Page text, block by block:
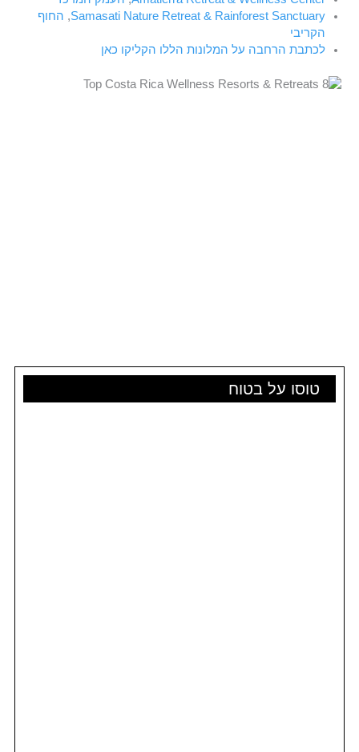
טוסו על בטוח
Samasati Nature Retreat & Rainforest Sanctuary
, החוף
הקריבי
לכתבת הרחבה על המלונות הללו הקליקו כאן